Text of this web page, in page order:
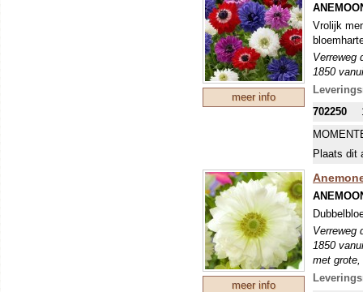
meer info
Vrolijk
Verreweg
1850
met
702250
Plaats dit
meer info
Verreweg
1850
met
en vrij